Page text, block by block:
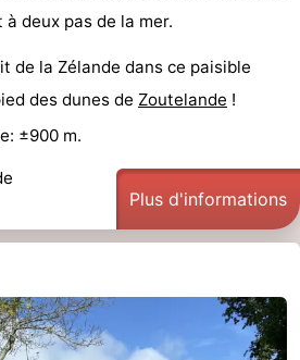
deux pas de la mer.
de la Zélande dans ce paisible
des dunes de Zoutelande !
±900 m.
Plus d'informations